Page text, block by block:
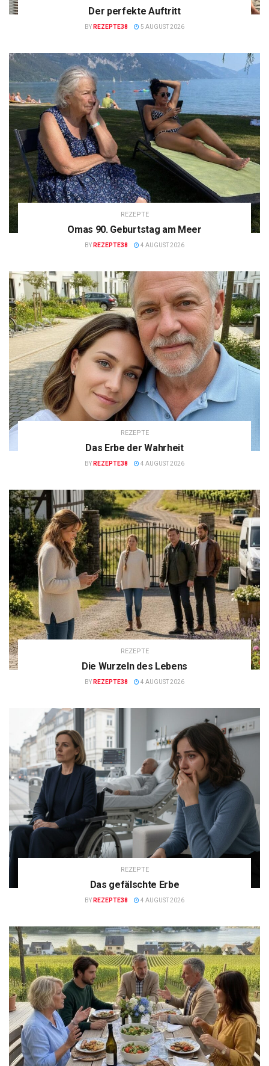
Der perfekte Auftritt
BY REZEPTE38 5 AUGUST 2026
REZEPTE
Omas 90. Geburtstag am Meer
BY REZEPTE38 4 AUGUST 2026
REZEPTE
Das Erbe der Wahrheit
BY REZEPTE38 4 AUGUST 2026
REZEPTE
Die Wurzeln des Lebens
BY REZEPTE38 4 AUGUST 2026
REZEPTE
Das gefälschte Erbe
BY REZEPTE38 4 AUGUST 2026